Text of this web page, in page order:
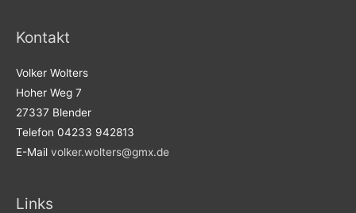
Kontakt
Volker Wolters
Hoher Weg 7
27337 Blender
Telefon 04233 942813
E-Mail volker.wolters@gmx.de
Links